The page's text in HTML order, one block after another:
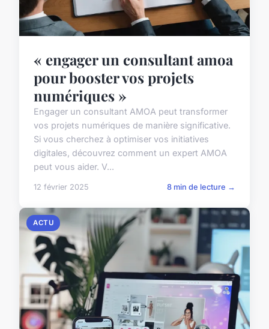
« engager un consultant amoa
pour booster vos projets
numériques »
Engager un consultant AMOA peut transformer
vos projets numériques de manière significative.
Si vous cherchez à optimiser vos initiatives
digitales, découvrez comment un expert AMOA
peut vous aider. V...
12 février 2025 8 min de lecture →
ACTU